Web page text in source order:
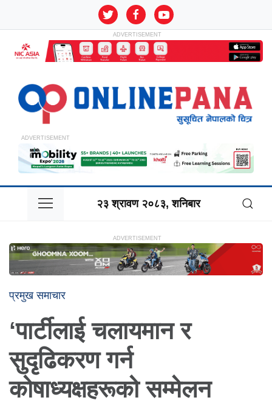
२३ श्रावण २०८३, शनिबार
प्रमुख समाचार
‘पार्टीलाई चलायमान र
सुदृढिकरण गर्न
कोषाध्यक्षहरूको सम्मेलन